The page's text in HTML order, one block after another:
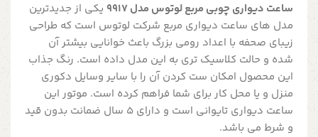
ساعت دیواری چوبی مربع لوتوس مدل 9917
یکی از جدیدترین
مدل های ساعت دیواری مربع شرکت لوتوس است که طراحی
زیبای صحفه با اعداد رومی بزرگ باعث خوانایی بیشتر آن
شده و حالت کلاسیک تری به این مدل داده است. رنگ جذاب
این محصول امکان ست کردن آن را با سایر وسایل دکوری
منزل و یا محل کار برای شما فراهم کرده است. موتور این
ساعت دیواری تایوانی است و دارای 5 سال ضمانت بدون قید
و شرط می باشد.